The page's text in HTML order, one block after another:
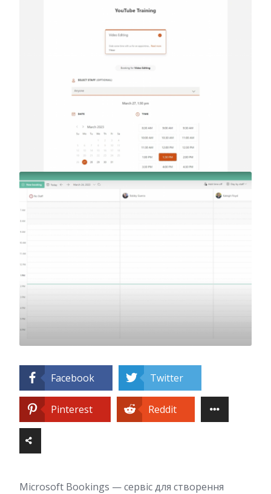
Facebook Twitter
Pinterest Reddit
Microsoft Bookings — сервіс для створення